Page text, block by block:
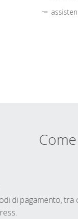
di pagamento, tra